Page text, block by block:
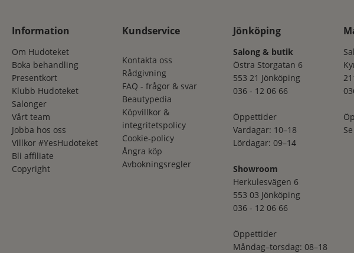
Information
Om Hudoteket
Boka behandling
Presentkort
Klubb Hudoteket
Salonger
Vårt team
Jobba hos oss
Villkor #YesHudoteket
Bli affiliate
Copyright
Kundservice
Kontakta oss
Rådgivning
FAQ - frågor & svar
Beautypedia
Köpvillkor &
integritetspolicy
Cookie-policy
Ångra köp
Avbokningsregler
Jönköping
Salong & butik
Östra Storgatan 6
553 21 Jönköping
036 - 12 06 66
Öppettider
Vardagar: 10–18
Lördagar: 09–14
Showroom
Herkulesvägen 6
553 03 Jönköping
036 - 12 06 66
Öppettider
Måndag–torsdag: 08–18